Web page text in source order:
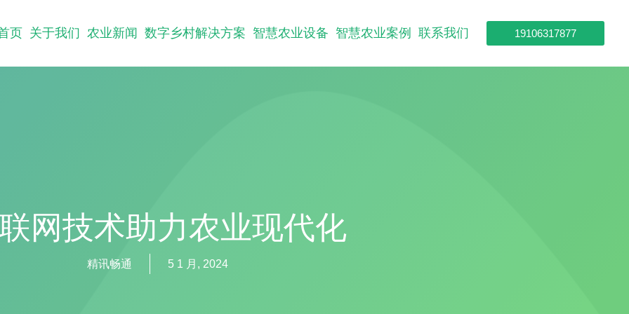
页 关于我们 农业新闻 数字乡村解决方案 智慧农业设备 智慧农业案例 联系我们 19106317877
网技术助力农业现代化
精讯畅通 5 1 月, 2024